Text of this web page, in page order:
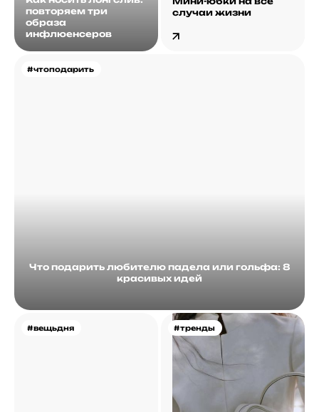
повторяем три
образа
инфлюенсеров
#чтоподарить
Что подарить любителю падела или гольфа: 8
красивых идей
случаи жизни
#вещьдня #тренды